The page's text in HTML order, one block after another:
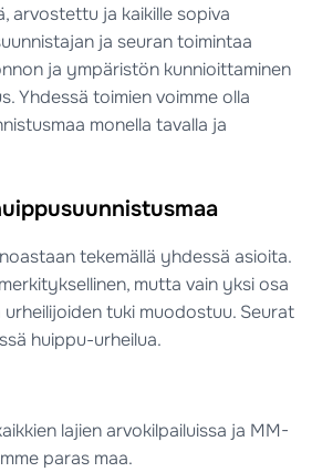
arvostettu ja kaikille sopiva
ja seuran toimintaa
ja ympäristön kunnioittaminen
Yhdessä toimien voimme olla
monella tavalla ja
tekemällä yhdessä asioita.
merkityksellinen, mutta vain yksi osa
urheilijoiden tuki muodostuu. Seurat
huippu-urheilua.
lajien arvokilpailuissa ja MM-
paras maa.